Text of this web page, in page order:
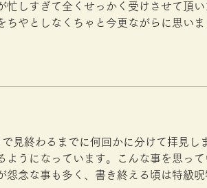
しすぎて全くせっかく受けさせて頂
やとしなくちゃと今更ながらに思いま
見終わるまでに何回かに分けて拝見し
ようになっています。こんな事を思っ
念な事も多く、書き終える頃は特級呪